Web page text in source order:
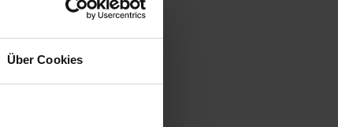
Über Cookies